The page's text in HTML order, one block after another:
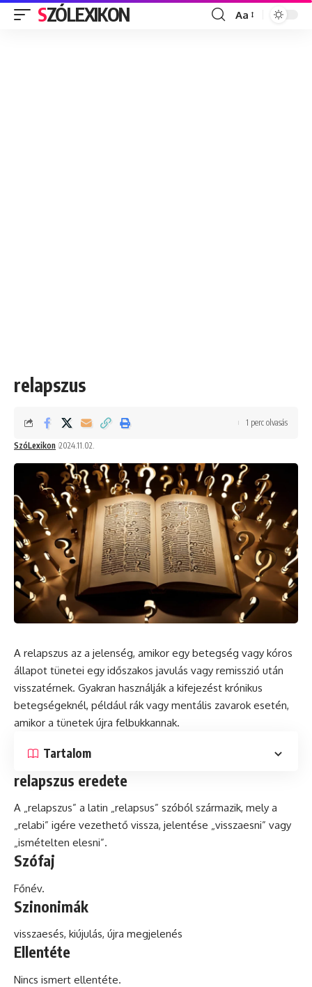
SZÓLEXIKON
Font
Aa
relapszus
SzóLexikon 2024.11.02.
1 perc olvasás
A relapszus az a jelenség, amikor egy betegség vagy kóros
állapot tünetei egy időszakos javulás vagy remisszió után
visszatérnek. Gyakran használják a kifejezést krónikus
betegségeknél, például rák vagy mentális zavarok esetén,
amikor a tünetek újra felbukkannak.
Tartalom
relapszus eredete
A „relapszus” a latin „relapsus” szóból származik, mely a
„relabi” igére vezethető vissza, jelentése „visszaesni” vagy
„ismételten elesni”.
Szófaj
Főnév.
Szinonimák
visszaesés, kiújulás, újra megjelenés
Ellentéte
Nincs ismert ellentéte.